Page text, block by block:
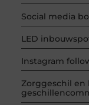
Social media
LED
Instagram
Zorggeschil en